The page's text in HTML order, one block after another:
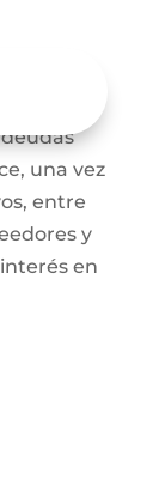
muerte
bienes
una vez
entre
y
en